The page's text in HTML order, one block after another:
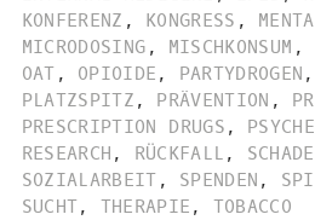
KONFERENZ , KONGRESS ,
MICRODOSING , MISCHKONSUM ,
OAT , OPIOIDE , PARTYDROGEN ,
PLATZSPITZ , PRÄVENTION ,
PRESCRIPTION DRUGS ,
RESEARCH , RÜCKFALL ,
SOZIALARBEIT , SPENDEN ,
SUCHT, THERAPIE , TOBACCO